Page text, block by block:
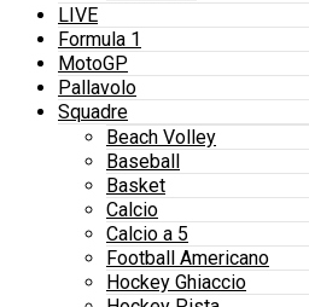
LIVE
Formula 1
MotoGP
Pallavolo
Squadre
Beach Volley
Baseball
Basket
Calcio
Calcio a 5
Football Americano
Hockey Ghiaccio